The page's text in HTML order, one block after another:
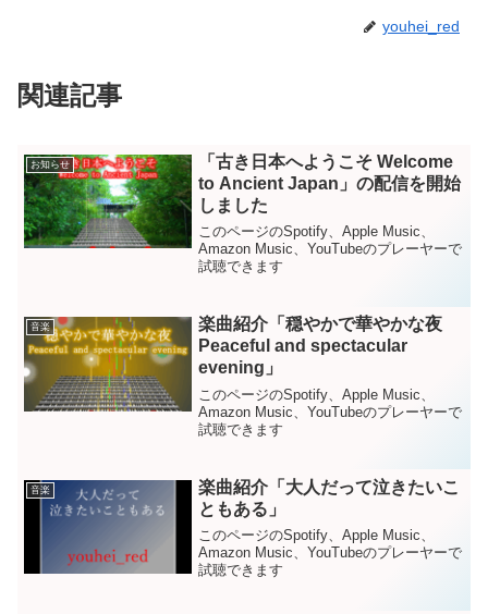
youhei_red
関連記事
お知らせ
「古き日本へようこそ Welcome
to Ancient Japan」の配信を開始
しました
このページのSpotify、Apple Music、
Amazon Music、YouTubeのプレーヤーで
試聴できます
音楽
楽曲紹介「穏やかで華やかな夜
Peaceful and spectacular
evening」
このページのSpotify、Apple Music、
Amazon Music、YouTubeのプレーヤーで
試聴できます
音楽
楽曲紹介「大人だって泣きたいこ
ともある」
このページのSpotify、Apple Music、
Amazon Music、YouTubeのプレーヤーで
試聴できます